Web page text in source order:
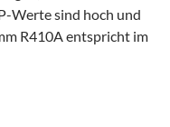
Werte sind hoch und
R410A entspricht im